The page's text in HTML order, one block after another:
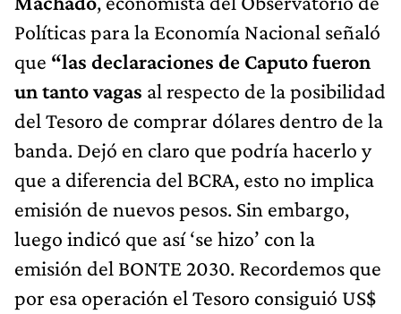
Políticas para la Economía Nacional señaló
que “las declaraciones de Caputo fueron
un tanto vagas al respecto de la posibilidad
del Tesoro de comprar dólares dentro de la
banda. Dejó en claro que podría hacerlo y
que a diferencia del BCRA, esto no implica
emisión de nuevos pesos. Sin embargo,
luego indicó que así ‘se hizo’ con la
emisión del BONTE 2030. Recordemos que
por esa operación el Tesoro consiguió US$